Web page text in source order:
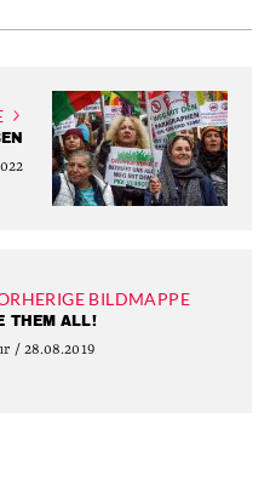
BILDMAPPE
THEM ALL!
/ 28.08.2019